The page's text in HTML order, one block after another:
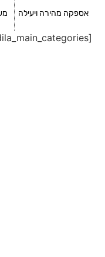
אספקה מהירה ויעילה
[dila_main_categories]